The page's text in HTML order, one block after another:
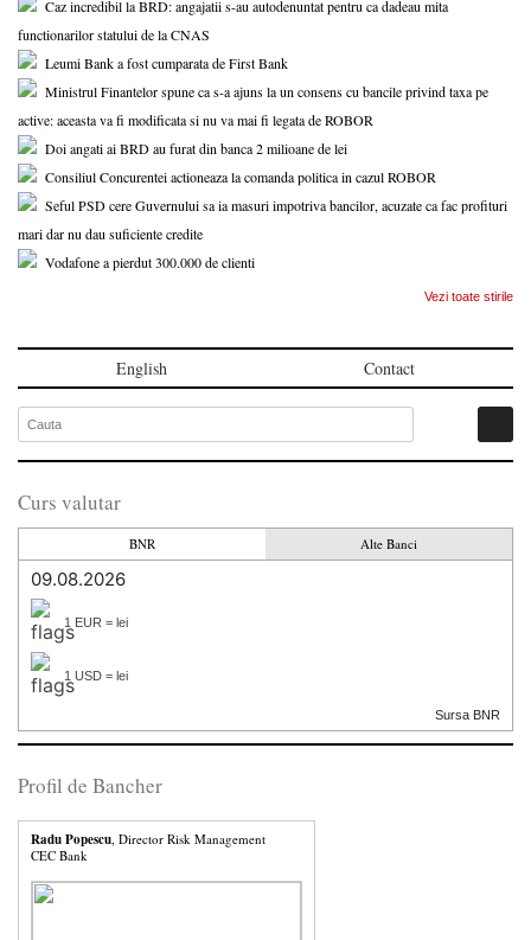
Caz incredibil la BRD: angajatii s-au autodenuntat pentru ca dadeau mita
functionarilor statului de la CNAS
Leumi Bank a fost cumparata de First Bank
Ministrul Finantelor spune ca s-a ajuns la un consens cu bancile privind taxa pe
active: aceasta va fi modificata si nu va mai fi legata de ROBOR
Doi angati ai BRD au furat din banca 2 milioane de lei
Consiliul Concurentei actioneaza la comanda politica in cazul ROBOR
Seful PSD cere Guvernului sa ia masuri impotriva bancilor, acuzate ca fac profituri
mari dar nu dau suficiente credite
Vodafone a pierdut 300.000 de clienti
Vezi toate stirile
English Contact
Curs valutar
BNR Alte Banci
09.08.2026
1 EUR = lei
1 USD = lei
Sursa BNR
Profil de Bancher
Radu Popescu, Director Risk Management
CEC Bank